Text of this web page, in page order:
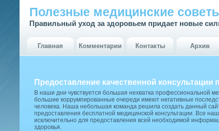
Полезные медицинские
Правильный уход за здоровьем придает новые
Главная Комментарии Контакты Архив
Предоставление качественной консультации
В наши дни чувствуется большая нехватка профессиональной
большие коррумпированные очереди имеют негативные
человека. Наша небольшая команда решила создать данный
предоставления бесплатной медицинской консультации. Все
исключительно для предоставления всей необходимой
здоровья.